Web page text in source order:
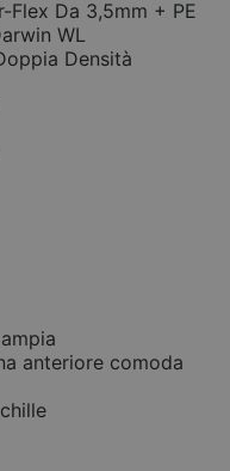
Flex Da 3,5mm + PE
WL
Densità
anteriore comoda